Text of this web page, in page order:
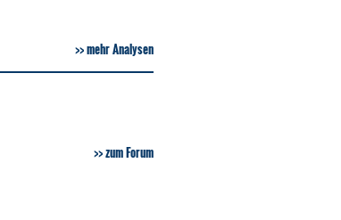
mehr Analysen
zum Forum